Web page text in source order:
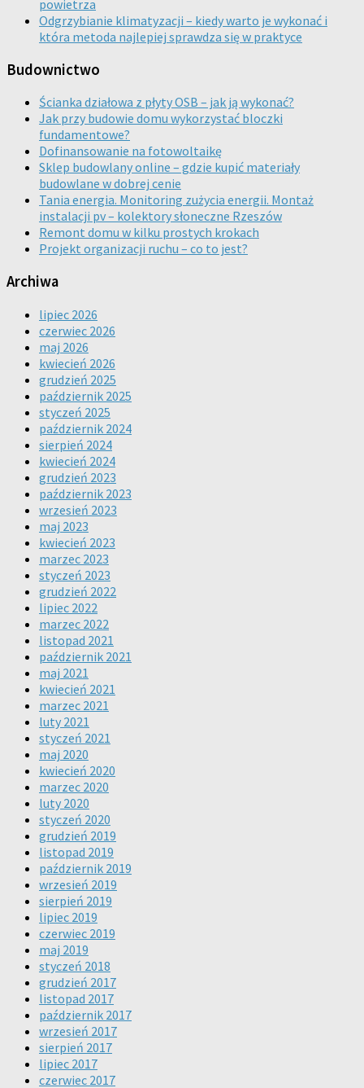
powietrza
Odgrzybianie klimatyzacji – kiedy warto je wykonać i
która metoda najlepiej sprawdza się w praktyce
Budownictwo
Ścianka działowa z płyty OSB – jak ją wykonać?
Jak przy budowie domu wykorzystać bloczki
fundamentowe?
Dofinansowanie na fotowoltaikę
Sklep budowlany online – gdzie kupić materiały
budowlane w dobrej cenie
Tania energia. Monitoring zużycia energii. Montaż
instalacji pv – kolektory słoneczne Rzeszów
Remont domu w kilku prostych krokach
Projekt organizacji ruchu – co to jest?
Archiwa
lipiec 2026
czerwiec 2026
maj 2026
kwiecień 2026
grudzień 2025
październik 2025
styczeń 2025
październik 2024
sierpień 2024
kwiecień 2024
grudzień 2023
październik 2023
wrzesień 2023
maj 2023
kwiecień 2023
marzec 2023
styczeń 2023
grudzień 2022
lipiec 2022
marzec 2022
listopad 2021
październik 2021
maj 2021
kwiecień 2021
marzec 2021
luty 2021
styczeń 2021
maj 2020
kwiecień 2020
marzec 2020
luty 2020
styczeń 2020
grudzień 2019
listopad 2019
październik 2019
wrzesień 2019
sierpień 2019
lipiec 2019
czerwiec 2019
maj 2019
styczeń 2018
grudzień 2017
listopad 2017
październik 2017
wrzesień 2017
sierpień 2017
lipiec 2017
czerwiec 2017